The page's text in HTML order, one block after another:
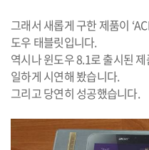
그래서 새롭게 구한 제품이
도우 태블릿입니다.
역시나 윈도우8.1로 출시된
일하게 시연해 봤습니다.
그리고 당연히 성공했습니다.